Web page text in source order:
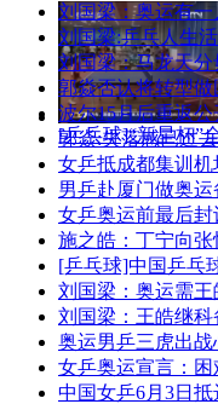
[乒乓球]“新星杯”
刘国梁：奥运有
刘国梁:乒乓人生
刘国梁：马龙天
郭焱否认将转型
波尔15月后重返
郭焱:失落感已过
女乒抵成都集训
男乒赴厦门做奥
女乒奥运前最后
施之皓：丁宁向
[乒乓球]中国乒乓
刘国梁：奥运需
刘国梁：王皓继
奥运男乒三虎出
女乒奥运宣言：
中国女乒6月3日